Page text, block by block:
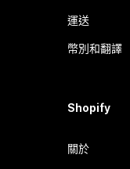
運送
幣別和翻譯
Shopify
關於